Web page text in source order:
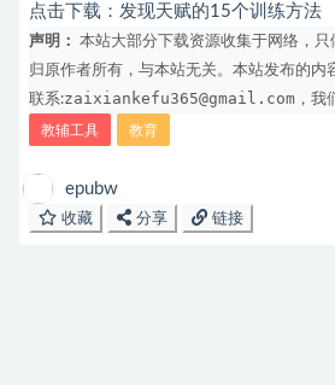
点击下载： 发现天赋的15个训练方法
声明：
本站大部分下载资源收集于网络，
归原作者所有，与本站无关。本站发布的内
联系:zaixiankefu365@gmail.com ，我
教辅工具 教育
epubw
收藏
分享 链接